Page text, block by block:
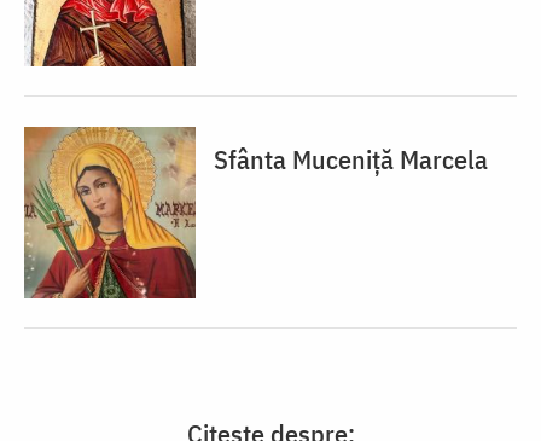
Sfânta Muceniță Marcela
Citește despre: